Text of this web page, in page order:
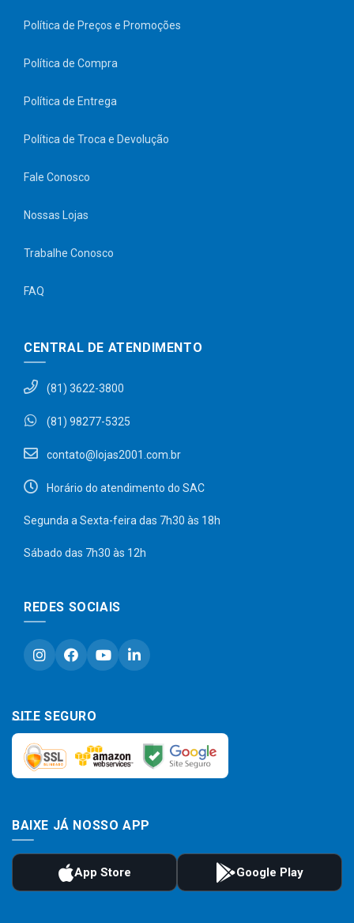
Política de Preços e Promoções
Política de Compra
Política de Entrega
Política de Troca e Devolução
Fale Conosco
Nossas Lojas
Trabalhe Conosco
FAQ
CENTRAL DE ATENDIMENTO
(81) 3622-3800
(81) 98277-5325
contato@lojas2001.com.br
Horário do atendimento do SAC
Segunda a Sexta-feira das 7h30 às 18h
Sábado das 7h30 às 12h
REDES SOCIAIS
SITE SEGURO
BAIXE JÁ NOSSO APP